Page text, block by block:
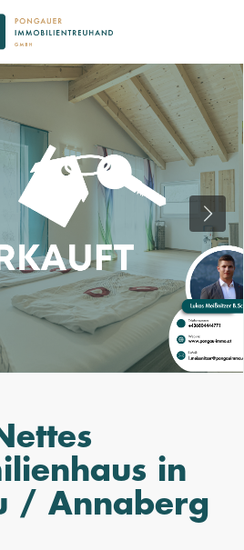
in
/ Annaberg